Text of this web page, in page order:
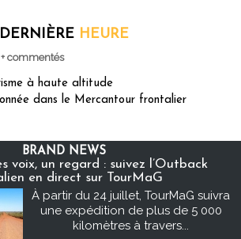
DERNIÈRE HEURE
+ commentés
à haute altitude
dans le Mercantour frontalier
BRAND NEWS
voix, un regard : suivez l’Outback
en direct sur TourMaG
À partir du 24 juillet, TourMaG suivra
une expédition de plus de 5 000
kilomètres à travers...